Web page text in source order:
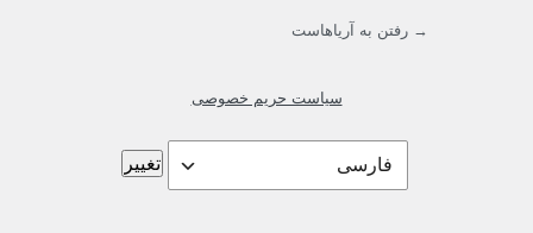
→ رفتن به آریاهاست
سیاست حریم خصوصی
زبان